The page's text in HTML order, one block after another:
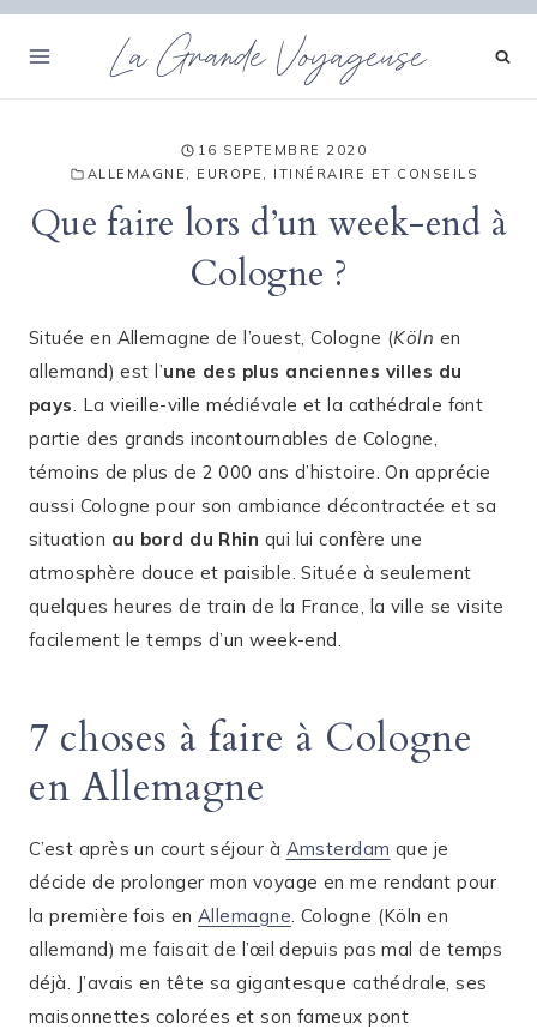
Aller
La Grande Voyageuse
16 SEPTEMBRE 2020
ALLEMAGNE , EUROPE , ITINÉRAIRE ET CONSEILS
Que faire lors d’un week-end à
Cologne ?
Située en Allemagne de l’ouest, Cologne (Köln en
allemand) est l’une des plus anciennes villes du
pays. La vieille-ville médiévale et la cathédrale font
partie des grands incontournables de Cologne,
témoins de plus de 2 000 ans d’histoire. On apprécie
aussi Cologne pour son ambiance décontractée et sa
situation au bord du Rhin qui lui confère une
atmosphère douce et paisible. Située à seulement
quelques heures de train de la France, la ville se visite
facilement le temps d’un week-end.
7 choses à faire à Cologne
en Allemagne
C’est après un court séjour à Amsterdam que je
décide de prolonger mon voyage en me rendant pour
la première fois en Allemagne. Cologne (Köln en
allemand) me faisait de l’œil depuis pas mal de temps
déjà. J’avais en tête sa gigantesque cathédrale, ses
maisonnettes colorées et son fameux pont